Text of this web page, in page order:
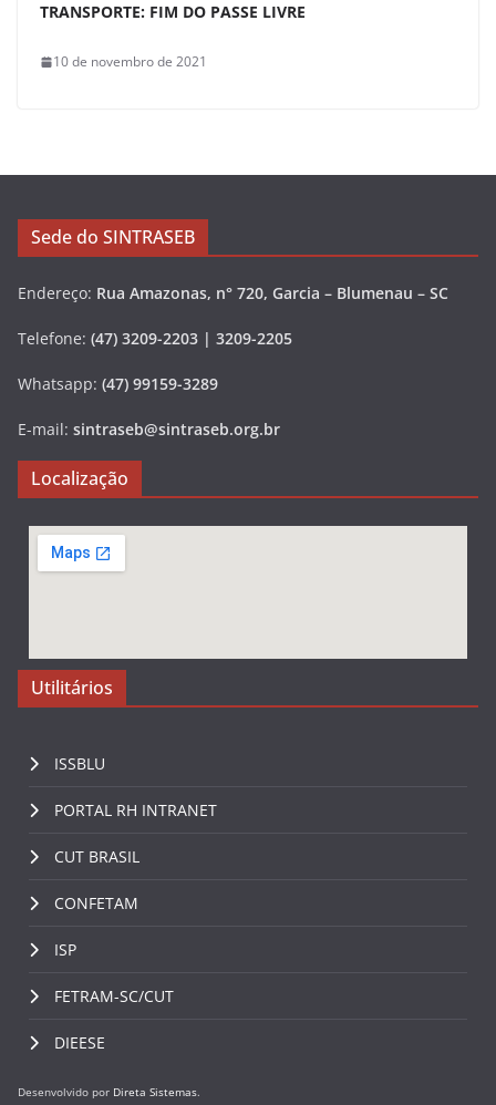
TRANSPORTE: FIM DO PASSE LIVRE
10 de novembro de 2021
Sede do SINTRASEB
Endereço: Rua Amazonas, n° 720, Garcia – Blumenau – SC
Telefone: (47) 3209-2203 | 3209-2205
Whatsapp: (47) 99159-3289
E-mail: sintraseb@sintraseb.org.br
Localização
Utilitários
ISSBLU
PORTAL RH INTRANET
CUT BRASIL
CONFETAM
ISP
FETRAM-SC/CUT
DIEESE
Desenvolvido por Direta Sistemas.